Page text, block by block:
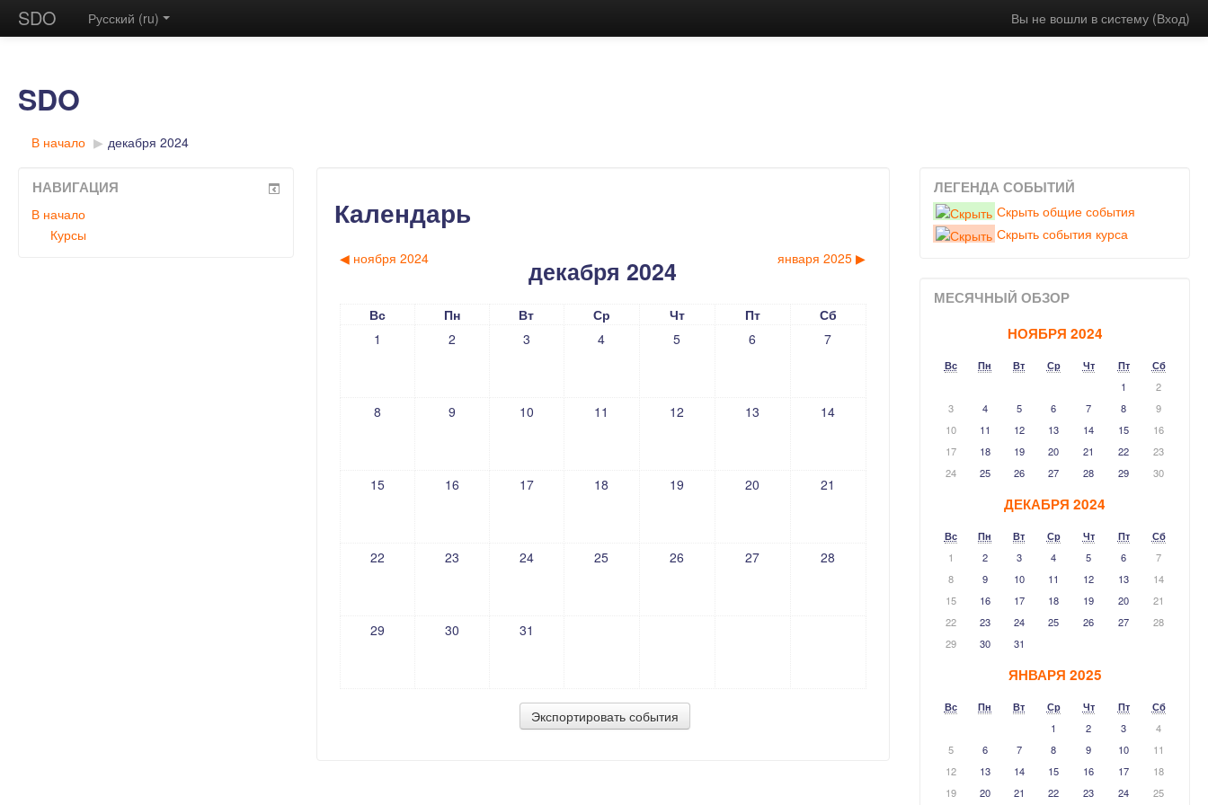
SDO Вы не вошли в систему (Вход)
Русский (ru)
SDO
В начало ▶︎ декабря 2024
Календарь
◀︎ ноября 2024 декабря 2024 января 2025 ▶︎
Вс Пн Вт Ср Чт Пт
Сб
1
2 3 4 5 6 7
8 9 10 11 12 13 14
15 16 17 18 19 20 21
22 23 24 25 26 27 28
29 30 31
НАВИГАЦИЯ
В начало
Курсы
ЛЕГЕНДА СОБЫТИЙ
Скрыть общие события
Скрыть события курса
МЕСЯЧНЫЙ ОБЗОР
НОЯБРЯ 2024
Вс Пн Вт Ср Чт Пт
Сб
1
2
3
4 5 6 7 8
9
10
11 12 13 14 15
16
17
18 19 20 21 22
23
24
25 26 27 28 29 30
ДЕКАБРЯ 2024
Вс Пн Вт Ср Чт Пт
Сб
1
2 3 4 5 6
7
8
9 10 11 12 13
14
15
16 17 18 19 20
21
22
23 24 25 26 27
28
29
30 31
ЯНВАРЯ 2025
Вс Пн Вт Ср Чт Пт
Сб
1
2 3
4
5
6 7 8 9 10
11
12
13 14 15 16 17
18
19
20 21 22 23 24 25